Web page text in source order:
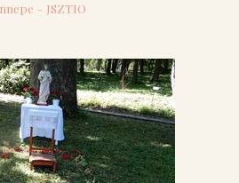
– JSZTIO